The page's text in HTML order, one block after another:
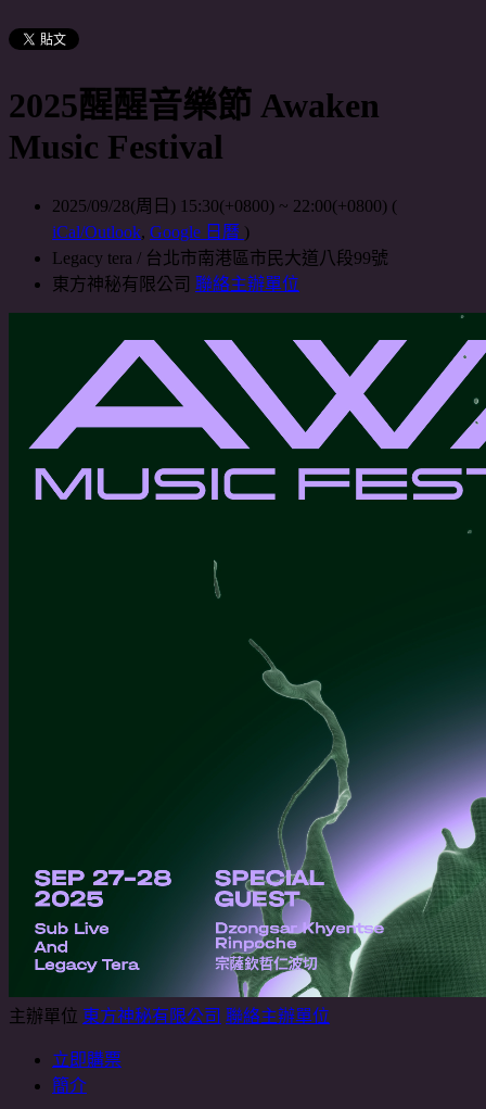
2025醒醒音樂節 Awaken
Music Festival
2025/09/28(周日) 15:30(+0800) ~ 22:00(+0800) (
iCal/Outlook, Google 日曆 )
Legacy tera / 台北市南港區市民大道八段99號
東方神秘有限公司 聯絡主辦單位
主辦單位 東方神秘有限公司 聯絡主辦單位
立即購票
簡介